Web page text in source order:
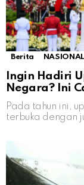
Berita NASIONAL
Ingin Hadiri
Negara? Ini
Pada tahun ini,
terbuka dengan